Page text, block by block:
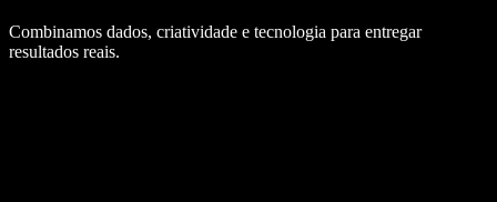
Combinamos dados, criatividade e tecnologia para entregar
resultados reais.